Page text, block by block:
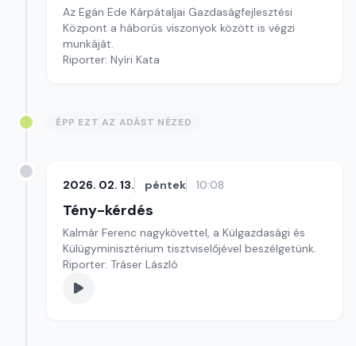
Az Egán Ede Kárpátaljai Gazdaságfejlesztési
Központ a háborús viszonyok között is végzi
munkáját.
Riporter: Nyíri Kata
ÉPP EZT AZ ADÁST NÉZED
2026. 02. 13. péntek 10:08
Tény-kérdés
Kalmár Ferenc nagykövettel, a Külgazdasági és
Külügyminisztérium tisztviselőjével beszélgetünk.
Riporter: Tráser László